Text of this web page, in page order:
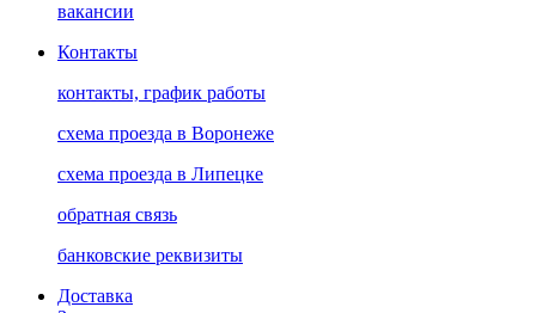
вакансии
Контакты
контакты, график работы
схема проезда в Воронеже
схема проезда в Липецке
обратная связь
банковские реквизиты
Доставка